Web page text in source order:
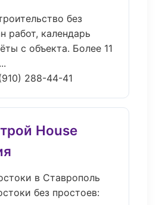
без
работ, календарь
с объекта. Более 11
288-44-41
House
в Ставрополь
без простоев: